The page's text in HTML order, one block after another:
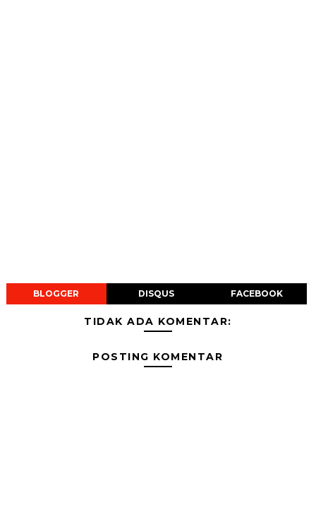
BLOGGER DISQUS FACEBOOK
TIDAK ADA KOMENTAR:
POSTING KOMENTAR